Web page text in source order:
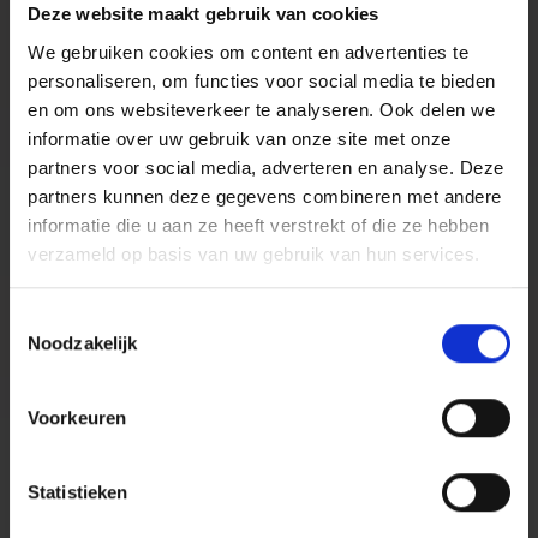
Deze website maakt gebruik van cookies
We gebruiken cookies om content en advertenties te
personaliseren, om functies voor social media te bieden
en om ons websiteverkeer te analyseren. Ook delen we
informatie over uw gebruik van onze site met onze
partners voor social media, adverteren en analyse. Deze
partners kunnen deze gegevens combineren met andere
informatie die u aan ze heeft verstrekt of die ze hebben
verzameld op basis van uw gebruik van hun services.
Noodzakelijk
Voorkeuren
Statistieken
E-mailadres*
Eventuele toelichting
Upload je CV
Upload je motivatiebrief